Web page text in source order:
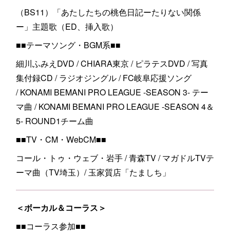
（BS11）「あたしたちの桃色日記ーたりない関係
ー」主題歌（ED、挿入歌）
■■テーマソング・BGM系■■
細川ふみえDVD / CHIARA東京 / ピラテスDVD / 写真
集付録CD / ラジオジングル / FC岐阜応援ソング
/ KONAMI BEMANI PRO LEAGUE -SEASON 3- テー
マ曲 / KONAMI BEMANI PRO LEAGUE -SEASON 4＆
5- ROUND1チーム曲
■■TV・CM・WebCM■■
コール・トゥ・ウェブ・岩手 / 青森TV / マガドルTVテ
ーマ曲（TV埼玉）/ 玉家質店「たましち」
＜ボーカル＆コーラス＞
■■コーラス参加■■